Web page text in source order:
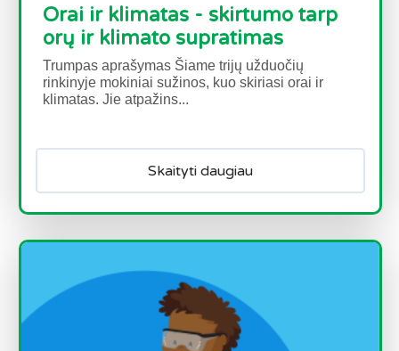
Orai ir klimatas - skirtumo tarp
orų ir klimato supratimas
Trumpas aprašymas Šiame trijų užduočių
rinkinyje mokiniai sužinos, kuo skiriasi orai ir
klimatas. Jie atpažins...
Skaityti daugiau